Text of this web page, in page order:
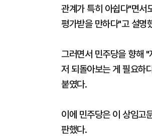
관계가 특히 아쉽다"면서
평가받을 만하다"고 설명
그러면서 민주당을 향해
저 되돌아보는 게 필요하
붙였다.
이에 민주당은 이 상임고
판했다.